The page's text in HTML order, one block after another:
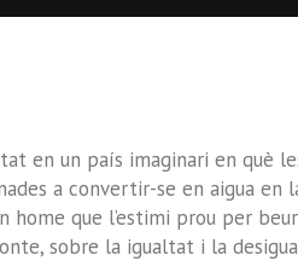
en un país imaginari en què
a convertir-se en aigua en
que l’estimi prou per
sobre la igualtat i la